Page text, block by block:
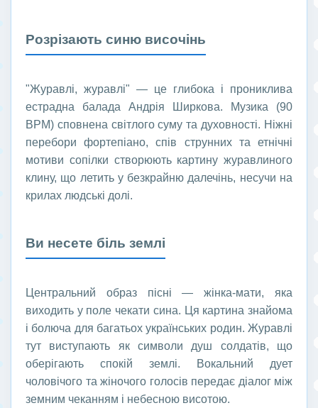
Розрізають синю височінь
"Журавлі, журавлі" — це глибока і прониклива
естрадна балада Андрія Ширкова. Музика (90
BPM) сповнена світлого суму та духовності. Ніжні
перебори фортепіано, спів струнних та етнічні
мотиви сопілки створюють картину журавлиного
клину, що летить у безкрайню далечінь, несучи на
крилах людські долі.
Ви несете біль землі
Центральний образ пісні — жінка-мати, яка
виходить у поле чекати сина. Ця картина знайома
і болюча для багатьох українських родин. Журавлі
тут виступають як символи душ солдатів, що
оберігають спокій землі. Вокальний дует
чоловічого та жіночого голосів передає діалог між
земним чеканням і небесною висотою.